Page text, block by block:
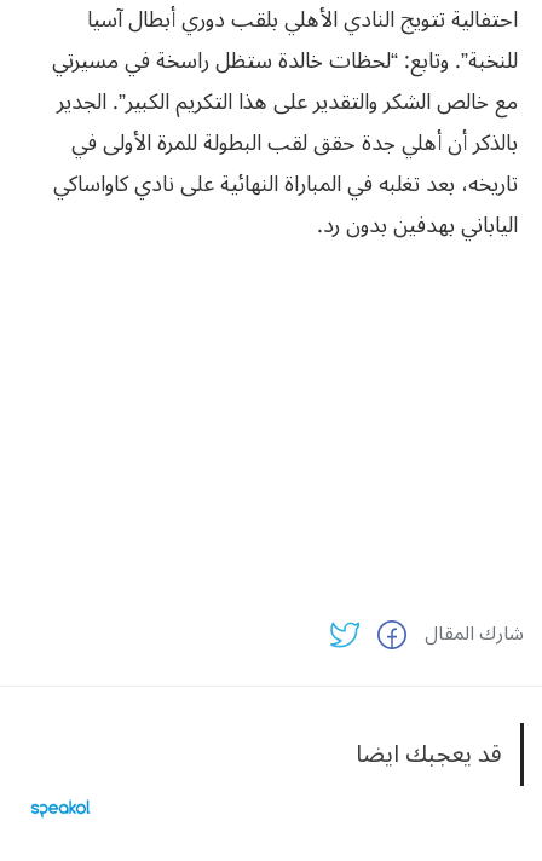
احتفالية تتويج النادي الأهلي بلقب دوري أبطال آسيا
للنخبة”. وتابع: “لحظات خالدة ستظل راسخة في مسيرتي
مع خالص الشكر والتقدير على هذا التكريم الكبير”. الجدير
بالذكر أن أهلي جدة حقق لقب البطولة للمرة الأولى في
تاريخه، بعد تغلبه في المباراة النهائية على نادي كاواساكي
الياباني بهدفين بدون رد.
شارك المقال
قد يعجبك ايضا